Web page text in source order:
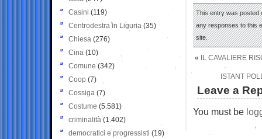
This entry was posted
any responses to this
site.
« IL CAVALIERE
ISTANT
Leave a
You must be
Casini (119)
Centrodestra in Liguria (35)
Chiesa (276)
Cina (10)
Comune (342)
Coop (7)
Cossiga (7)
Costume (5.581)
criminalità (1.402)
democratici e progressisti (19)